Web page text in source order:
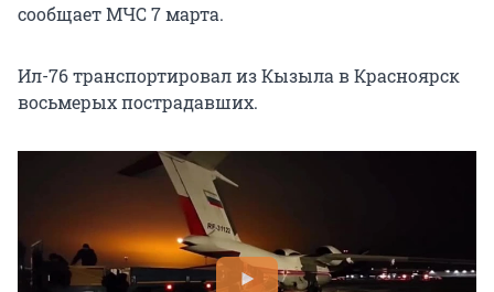
сообщает МЧС 7 марта.
Ил-76 транспортировал из Кызыла в Красноярск
восьмерых пострадавших.